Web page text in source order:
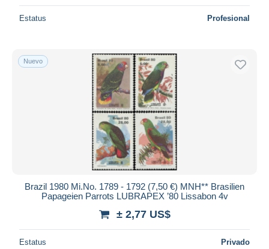
Deseleccionar todo
Aplicar
Estatus Profesional
Nuevo
Brazil 1980 Mi.No. 1789 - 1792 (7,50 €) MNH** Brasilien
Papageien Parrots LUBRAPEX ’80 Lissabon 4v
± 2,77 US$
Estatus Privado